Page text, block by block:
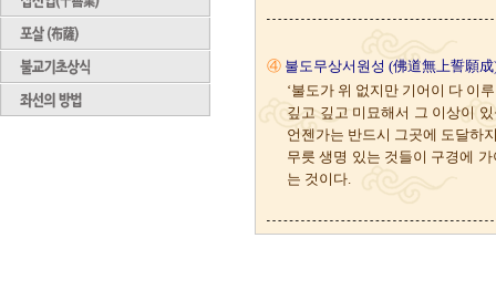
④ 불도무상서원성 (佛道無上誓願成
‘불도가 위 없지만 기어이 다 이루
깊고 깊고 미묘해서 그 이상이
언젠가는 반드시 그곳에 도달하
무릇 생명 있는 것들이 구경에
는 것이다.